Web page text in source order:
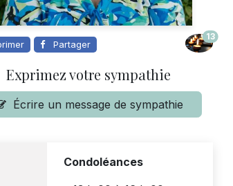
Partager
13
Exprimez votre sympathie
Écrire un message de sympathie
Condoléances